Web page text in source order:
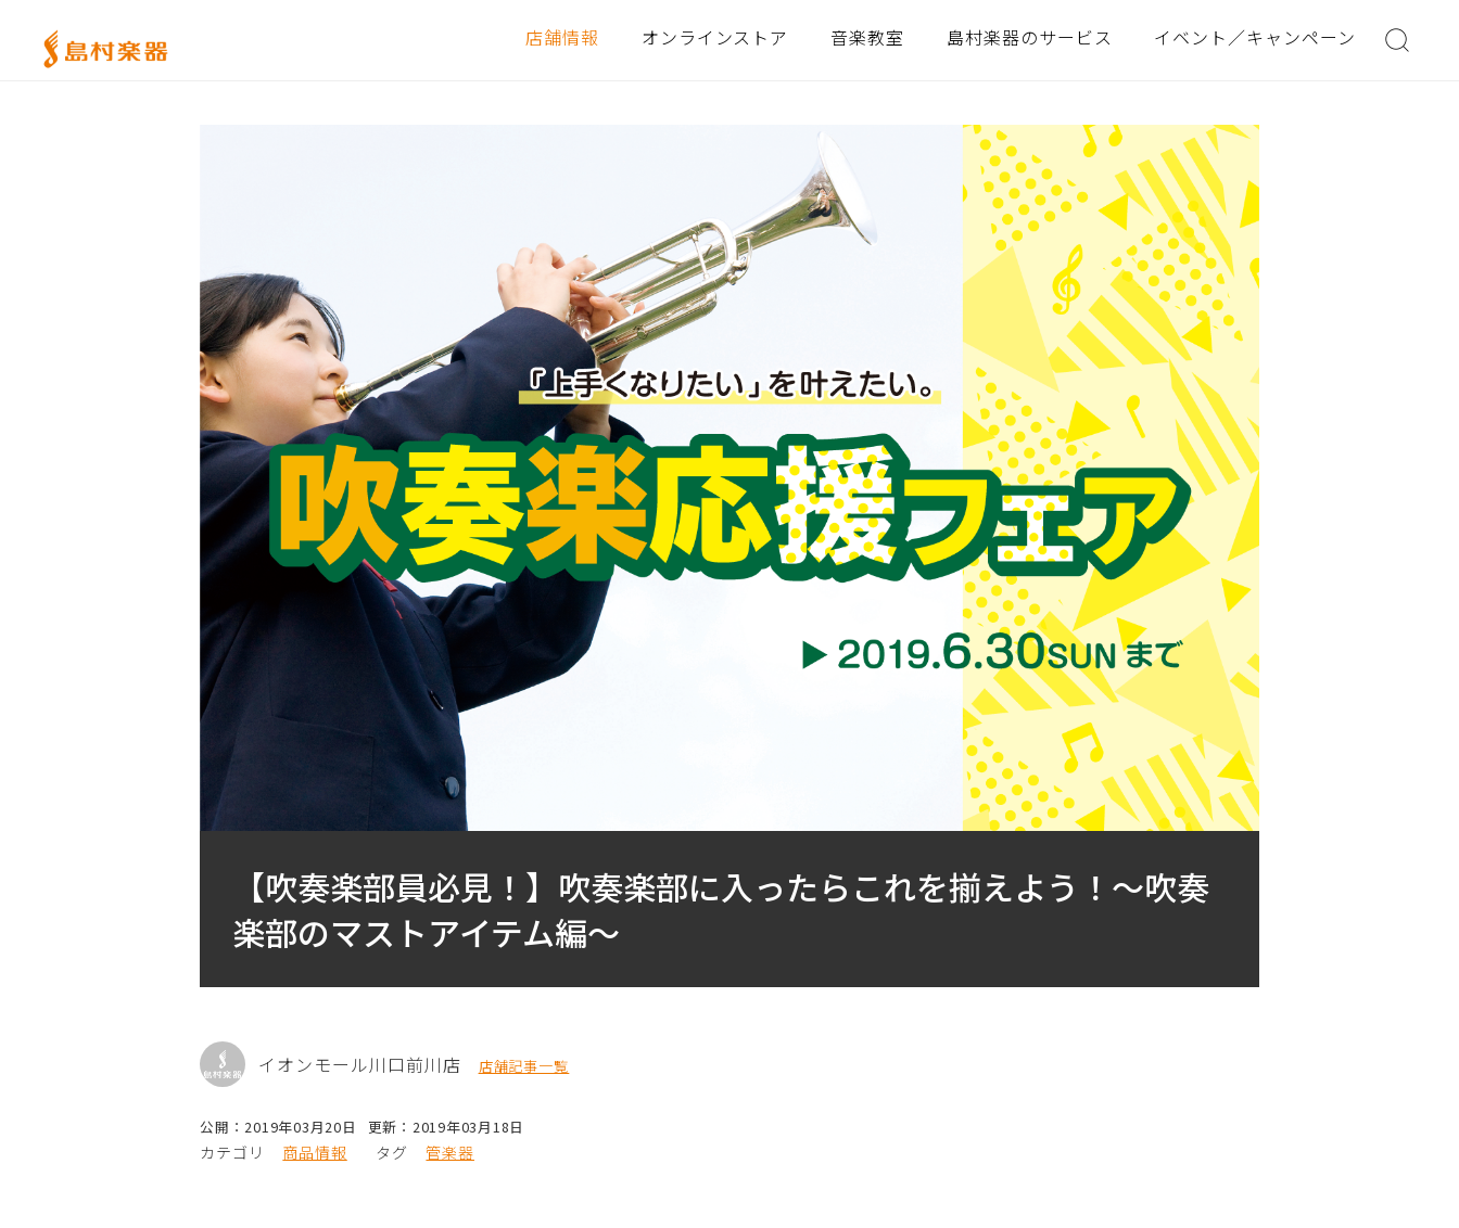
店舗情報 オンラインストア 音楽教室 島村楽器のサービス イベント／キャンペーン
【吹奏楽部員必見！】吹奏楽部に入ったらこれを揃えよう！～吹奏
楽部のマストアイテム編～
イオンモール川口前川店 店舗記事一覧
公開：2019年03月20日 更新：2019年03月18日
カテゴリ 商品情報 タグ 管楽器